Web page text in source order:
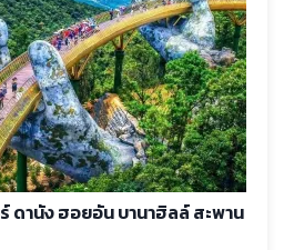
ดานัง ฮอยอัน บานาฮิลล์ สะพาน